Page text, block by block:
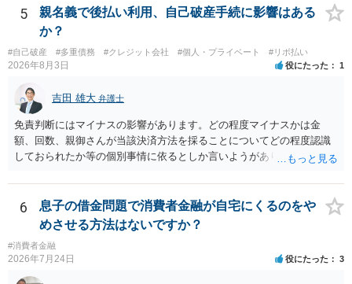
には変わりがありません。 なかなか対応に難しい案件であり、公開の
場でアドバイスを行うのも限界があるように思われますので、資料等
を持参のうえ個別に弁護士に相談されることをお勧めします。
5
親名義で後払い利用、自己破産手続に影響はある
か？
#自己破産 #多重債務 #クレジット会社 #個人・プライベート #リボ払い
2026年8月3日 役にたった 1
吉田 雄大 弁護士
免責判断にはマイナスの影響があります。どの程度マイナスかは金
額、回数、親御さんが当該決済方法を採ることについてどの程度認識
しておられたか等の個別事情に依るとしか言いようがありません。 と
なって相談し、善後策を考えることをお勧めします。
6
息子の借金問題で消費者金融が自宅にくるのをや
めさせる方法はないですか？
#消費者金融
2026年7月24日 役にたった 3